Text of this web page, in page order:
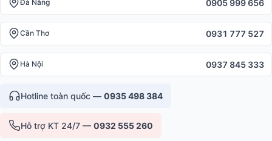
Đà Nẵng 0905 999 656
Cần Thơ 0931 777 527
Hà Nội 0937 845 333
Hotline toàn quốc — 0935 498 384
Hỗ trợ KT 24/7 — 0932 555 260